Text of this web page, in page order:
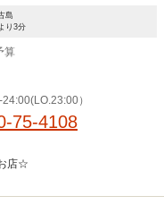
島
り3分
算
）
75-4108
店☆